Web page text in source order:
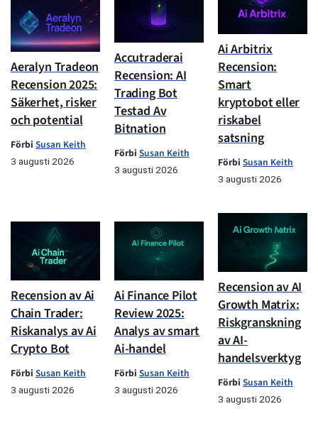
Aeralyn Tradeon
Recension 2025:
Säkerhet, risker
och potential
Förbi Susan Keith
3 augusti 2026
Accutraderai
Recension: AI
Trading Bot
Testad Av
Bitnation
Förbi Susan Keith
3 augusti 2026
Ai Arbitrix
Recension:
Smart
kryptobot eller
riskabel
satsning
Förbi Susan Keith
3 augusti 2026
Recension av Ai
Chain Trader:
Riskanalys av Ai
Crypto Bot
Förbi Susan Keith
3 augusti 2026
Ai Finance Pilot
Review 2025:
Analys av smart
Ai-handel
Förbi Susan Keith
3 augusti 2026
Recension av AI
Growth Matrix:
Riskgranskning
av AI-
handelsverktyg
Förbi Susan Keith
3 augusti 2026